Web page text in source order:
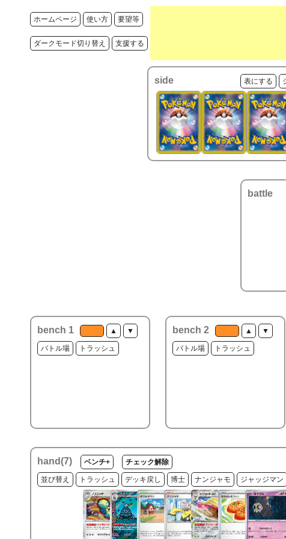
ホームページ 使い方 要望等
ダークモード切り替え 支援する
side 表にする
battle
bench 1 ▲ ▼
バトル場 トラッシュ
bench 2 ▲ ▼
バトル場 トラッシュ
hand(7) ベンチ+ チェック解除
並び替え トラッシュ デッキ戻し 博士 ナンジャモ ジャッジマン